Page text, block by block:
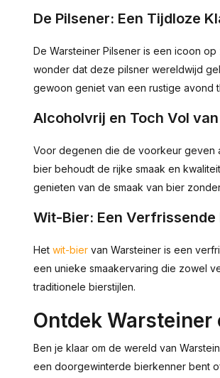
De Pilsener: Een Tijdloze
De Warsteiner Pilsener is een icoon
wonder dat deze pilsner wereldwijd
gewoon geniet van een rustige avond
Alcoholvrij en Toch Vol
Voor degenen die de voorkeur geven
bier behoudt de rijke smaak en
genieten van de smaak van bier
Wit-Bier: Een Verfrissende
Het wit-bier van Warsteiner is een
een unieke smaakervaring die zowel
traditionele bierstijlen.
Ontdek
Ben je klaar om de wereld van
een doorgewinterde bierkenner bent